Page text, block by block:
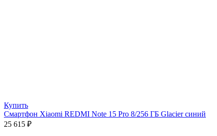
Купить
Смартфон Xiaomi REDMI Note 15 Pro 8/256 ГБ Glacier синий
25 615 ₽